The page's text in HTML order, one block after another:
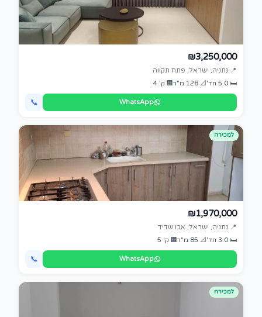
₪3,250,000
📍 נתניה, ישראל, פתח תקווה
🛏 5.0 חד' 📐 128 מ"ר 🏢 ק' 4
WhatsApp
📞
למכירה
₪1,970,000
📍 נתניה, ישראל, אבו שדיד
🛏 3.0 חד' 📐 85 מ"ר 🏢 ק' 5
WhatsApp
📞
למכירה